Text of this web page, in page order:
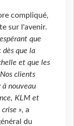
compliqué,
sur l'avenir.
que
dès que la
et que les
clients
nouveau
KLM et
», a
du